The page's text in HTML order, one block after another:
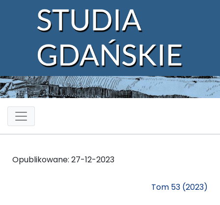
Opublikowane: 27-12-2023
Tom 53 (2023)